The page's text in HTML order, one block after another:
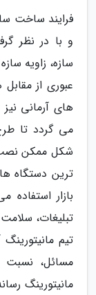
فرایند ساخت
و با در نظر
سازه، زاویه
عبوری از
های آرمانی
می گردد تا
شکل ممکن نصب
ترین دستگاه
بازار استفاده
تبلیغات،
تیم
مسائل، نسبت
مانیتورینگ